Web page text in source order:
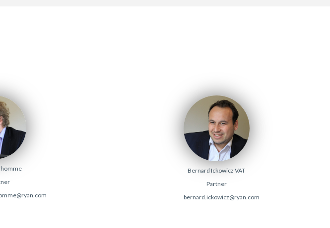
Bernard Ickowicz VAT
Partner
bernard.ickowicz@ryan.com